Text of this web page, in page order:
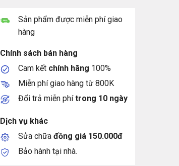
Sản phẩm được miễn phí giao
hàng
Chính sách bán hàng
Cam kết chính hãng 100%
Miễn phí giao hàng từ 800K
Đổi trả miễn phítrong 10 ngày
Dịch vụ khác
Sửa chữađồng giá 150.000đ
Bảo hành tại nhà.